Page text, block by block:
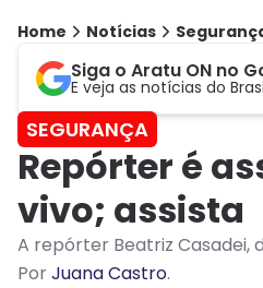
Home Notícias
Siga o Aratu ON no
E veja as notícias do
SEGURANÇA
Repórter é
vivo; assista
A repórter Beatriz Casadei,
PorJuana Castro.